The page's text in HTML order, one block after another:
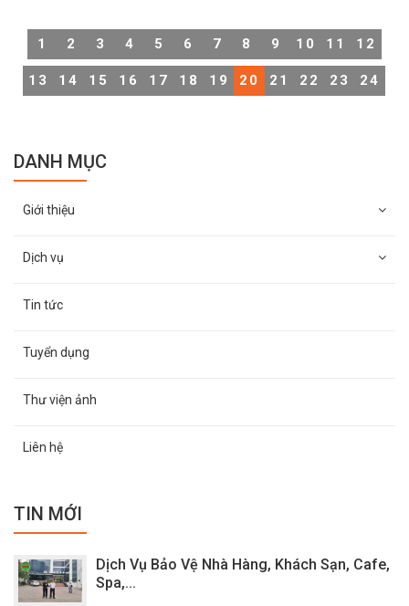
1 2 3 4 5 6 7 8 9 10 11 12
13 14 15 16 17 18 19 20 21 22 23 24
DANH MỤC
Giới thiệu
Dịch vụ
Tin tức
Tuyển dụng
Thư viện ảnh
Liên hệ
TIN MỚI
Dịch Vụ Bảo Vệ Nhà Hàng, Khách Sạn, Cafe,
Spa,...